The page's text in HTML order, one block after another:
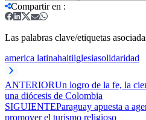
Compartir en :
Las palabras clave/etiquetas
america latinahaitiiglesiasolidaridad
ANTERIORUn logro de la fe, la
una diócesis de Colombia
SIGUIENTEParaguay apuesta a
promover el turismo religioso